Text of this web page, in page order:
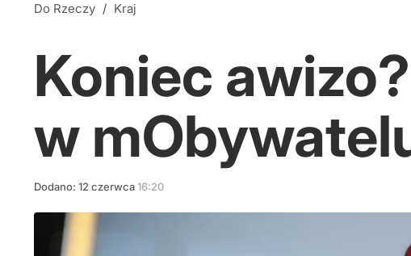
Do Rzeczy / Kraj
Koniec
w
Dodano: 12 czerwca16:20